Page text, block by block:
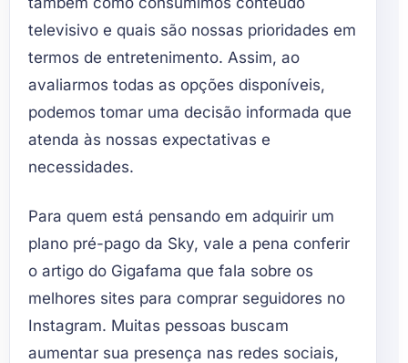
televisivo e quais são nossas prioridades em
termos de entretenimento. Assim, ao
avaliarmos todas as opções disponíveis,
podemos tomar uma decisão informada que
atenda às nossas expectativas e
necessidades.
Para quem está pensando em adquirir um
plano pré-pago da Sky, vale a pena conferir
o artigo do Gigafama que fala sobre os
melhores sites para comprar seguidores no
Instagram. Muitas pessoas buscam
aumentar sua presença nas redes sociais,